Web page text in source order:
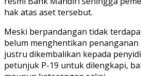
hak atas aset tersebut.
Meski berpandangan tidak
belum menghentikan penanganan
justru dikembalikan kepada
petunjuk P-19 untuk dilengkapi,